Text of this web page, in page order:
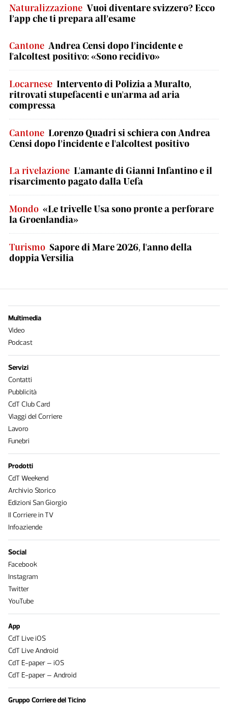
Naturalizzazione Vuoi diventare svizzero? Ecco
l’app che ti prepara all’esame
Cantone Andrea Censi dopo l’incidente e
l'alcoltest positivo: «Sono recidivo»
Locarnese Intervento di Polizia a Muralto,
ritrovati stupefacenti e un'arma ad aria
compressa
Cantone Lorenzo Quadri si schiera con Andrea
Censi dopo l’incidente e l'alcoltest positivo
La rivelazione L'amante di Gianni Infantino e il
risarcimento pagato dalla Uefa
Mondo «Le trivelle Usa sono pronte a perforare
la Groenlandia»
Turismo Sapore di Mare 2026, l'anno della
doppia Versilia
Multimedia
Video
Podcast
Servizi
Contatti
Pubblicità
CdT Club Card
Viaggi del Corriere
Lavoro
Funebri
Prodotti
CdT Weekend
Archivio Storico
Edizioni San Giorgio
Il Corriere in TV
Infoaziende
Social
Facebook
Instagram
Twitter
YouTube
App
CdT Live iOS
CdT Live Android
CdT E-paper – iOS
CdT E-paper – Android
Gruppo Corriere del Ticino